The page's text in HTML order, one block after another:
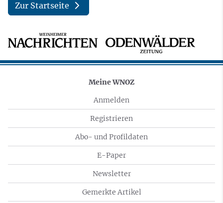
Zur Startseite
Meine WNOZ
Anmelden
Registrieren
Abo- und Profildaten
E-Paper
Newsletter
Gemerkte Artikel